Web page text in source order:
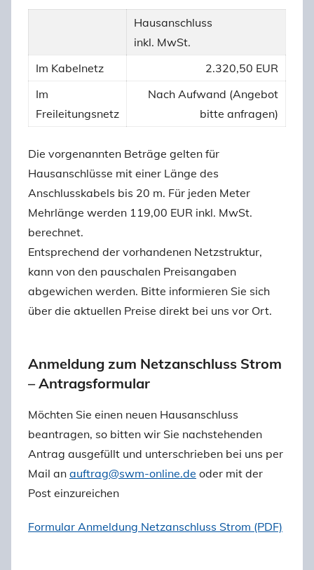
Hausanschluss
inkl. MwSt.
Im Kabelnetz
2.320,50 EUR
Im
Freileitungsnetz
Nach Aufwand (Angebot
bitte anfragen)
Die vorgenannten Beträge gelten für
Hausanschlüsse mit einer Länge des
Anschlusskabels bis 20 m. Für jeden Meter
Mehrlänge werden 119,00 EUR inkl. MwSt.
berechnet.
Entsprechend der vorhandenen Netzstruktur,
kann von den pauschalen Preisangaben
abgewichen werden. Bitte informieren Sie sich
über die aktuellen Preise direkt bei uns vor Ort.
Anmeldung zum Netzanschluss Strom
– Antragsformular
Möchten Sie einen neuen Hausanschluss
beantragen, so bitten wir Sie nachstehenden
Antrag ausgefüllt und unterschrieben bei uns per
Mail an auftrag@swm-online.de oder mit der
Post einzureichen
Formular Anmeldung Netzanschluss Strom (PDF)